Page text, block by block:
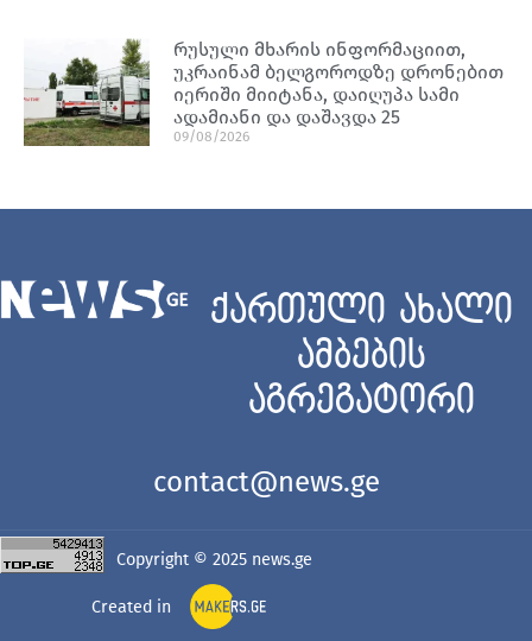
რუსული მხარის ინფორმაციით,
უკრაინამ ბელგოროდზე დრონებით
იერიში მიიტანა, დაიღუპა სამი
ადამიანი და დაშავდა 25
09/08/2026
ქართული ახალი
ამბების
აგრეგატორი
contact@news.ge
Copyright © 2025 news.ge
Created in